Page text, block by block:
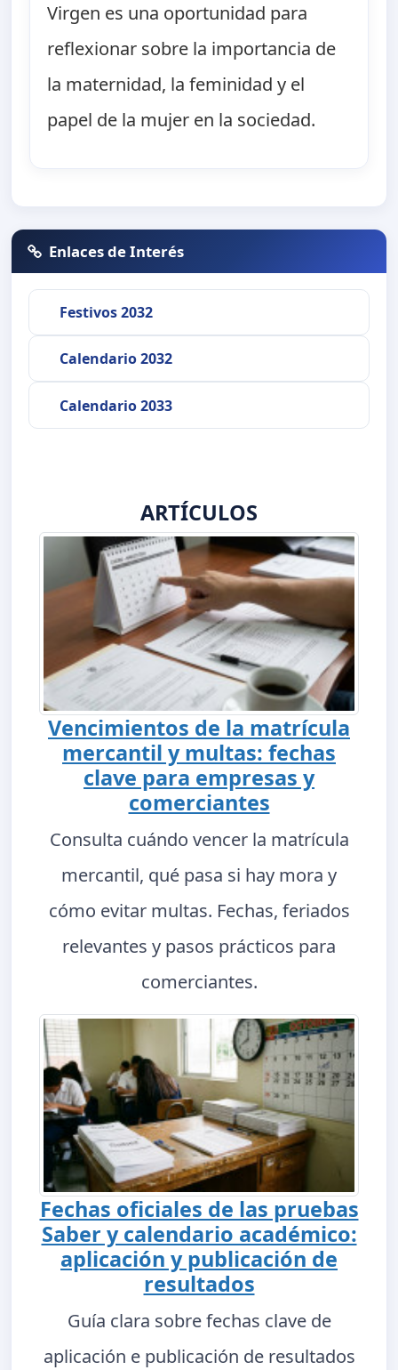
Virgen es una oportunidad para
reflexionar sobre la importancia de
la maternidad, la feminidad y el
papel de la mujer en la sociedad.
Enlaces de Interés
Festivos 2032
Calendario 2032
Calendario 2033
ARTÍCULOS
Vencimientos de la matrícula
mercantil y multas: fechas
clave para empresas y
comerciantes
Consulta cuándo vencer la matrícula
mercantil, qué pasa si hay mora y
cómo evitar multas. Fechas, feriados
relevantes y pasos prácticos para
comerciantes.
Fechas oficiales de las pruebas
Saber y calendario académico:
aplicación y publicación de
resultados
Guía clara sobre fechas clave de
aplicación e publicación de resultados